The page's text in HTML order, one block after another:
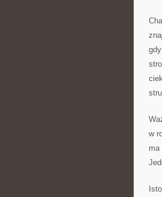
w
ma